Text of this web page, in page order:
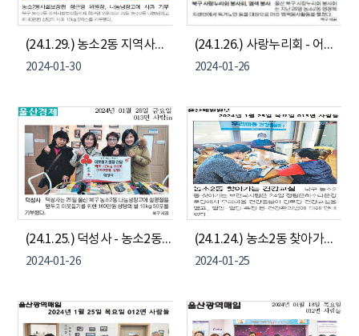
(24.1.29.) 농소2동 지역사회보장협의체 정근영 위원장 - 농소2동나눔냉장고 물품 기부
2024-01-30
(24.1.26.) 사랑누리회 - 어르신 염색 봉사활동
2024-01-26
(24.1.25.) 덕성사 - 농소2동 이웃돕기 백미(10kg) 50포 전달
2024-01-26
(24.1.24.) 농소2동 찾아가는 보건복지팀 - 정림은하수 경로당 찾아가는 건강교실 진행
2024-01-25